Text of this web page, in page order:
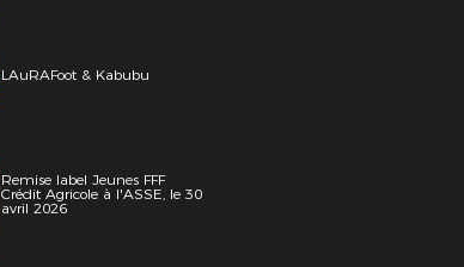
LAuRAFoot & Kabubu
Remise label Jeunes FFF
Crédit Agricole à l'ASSE, le 30
avril 2026